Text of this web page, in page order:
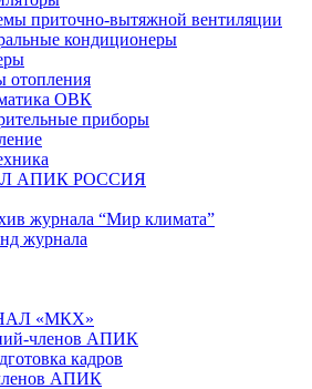
приточно-вытяжной вентиляции
кондиционеры
отопления
ОВК
приборы
АПИК РОССИЯ
журнала “Мир климата”
журнала
«МКХ»
членов АПИК
кадров
АПИК